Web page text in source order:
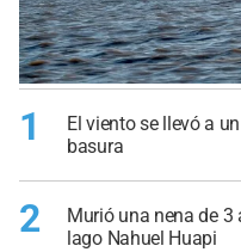
1
El viento se llevó a
basura
2
Murió una nena de 3
lago Nahuel Huapi